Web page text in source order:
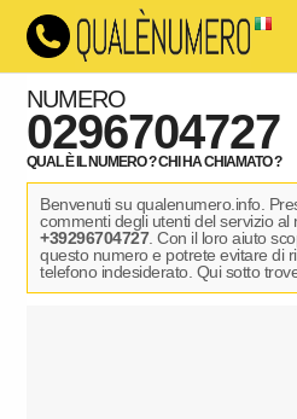
NUMERO
0296704727
QUAL È IL NUMERO ? CHI HA CHIAMATO ?
Benvenuti su qualenumero.info.
commenti degli utenti del servizio al
+39296704727. Con il loro aiuto
questo numero e potrete evitare di
telefono indesiderato. Qui sotto